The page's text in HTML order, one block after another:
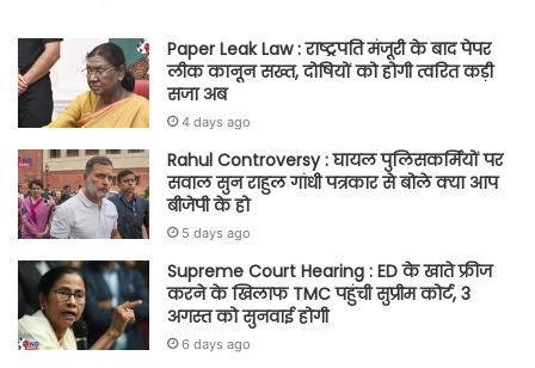
Paper Leak Law : राष्ट्रपति मंजूरी के बाद पेपर
लीक कानून सख्त, दोषियों को होगी त्वरित कड़ी
सजा अब
4 days ago
Rahul Controversy : घायल पुलिसकर्मियों पर
सवाल सुन राहुल गांधी पत्रकार से बोले क्या आप
बीजेपी के हो
5 days ago
Supreme Court Hearing : ED के खाते फ्रीज
करने के खिलाफ TMC पहुंची सुप्रीम कोर्ट, 3
अगस्त को सुनवाई होगी
6 days ago